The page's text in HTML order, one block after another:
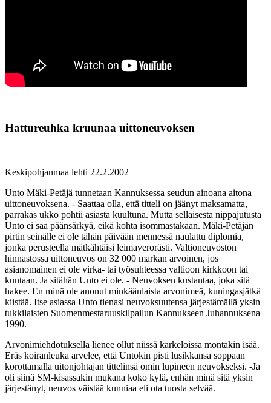
Hattureuhka kruunaa uittoneuvoksen
Keskipohjanmaa lehti 22.2.2002
Unto Mäki-Petäjä tunnetaan Kannuksessa seudun ainoana aitona
uittoneuvoksena. - Saattaa olla, että titteli on jäänyt maksamatta,
parrakas ukko pohtii asiasta kuultuna. Mutta sellaisesta nippajutusta
Unto ei saa päänsärkyä, eikä kohta isommastakaan. Mäki-Petäjän
pirtin seinälle ei ole tähän päivään mennessä naulattu diplomia,
jonka perusteella mätkähtäisi leimaverorästi. Valtioneuvoston
hinnastossa uittoneuvos on 32 000 markan arvoinen, jos
asianomainen ei ole virka- tai työsuhteessa valtioon kirkkoon tai
kuntaan. Ja sitähän Unto ei ole. - Neuvoksen kustantaa, joka sitä
hakee. En minä ole anonut minkäänlaista arvonimeä, kuningasjätkä
kiistää. Itse asiassa Unto tienasi neuvoksuutensa järjestämällä yksin
tukkilaisten Suomenmestaruuskilpailun Kannukseen Juhannuksena
1990.
Arvonimiehdotuksella lienee ollut niissä karkeloissa montakin isää.
Eräs koiranleuka arvelee, että Untokin pisti lusikkansa soppaan
korottamalla uitonjohtajan tittelinsä omin lupineen neuvokseksi. -Ja
oli siinä SM-kisassakin mukana koko kylä, enhän minä sitä yksin
järjestänyt, neuvos väistää kunniaa eli ota tuosta selvää.